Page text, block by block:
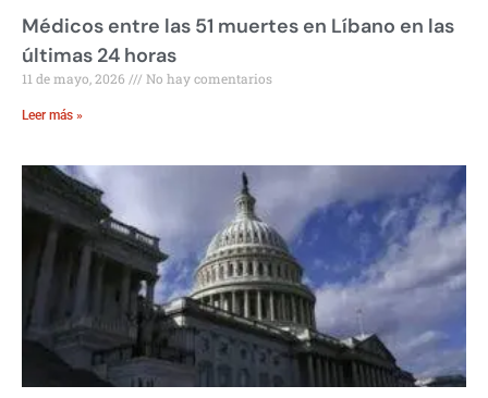
Médicos entre las 51 muertes en Líbano en las
últimas 24 horas
11 de mayo, 2026 No hay comentarios
Leer más »